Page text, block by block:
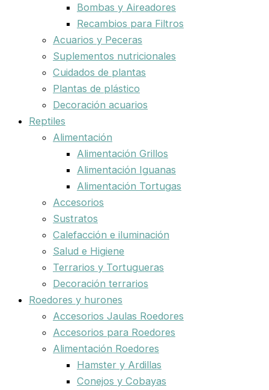
Bombas y Aireadores
Recambios para Filtros
Acuarios y Peceras
Suplementos nutricionales
Cuidados de plantas
Plantas de plástico
Decoración acuarios
Reptiles
Alimentación
Alimentación Grillos
Alimentación Iguanas
Alimentación Tortugas
Accesorios
Sustratos
Calefacción e iluminación
Salud e Higiene
Terrarios y Tortugueras
Decoración terrarios
Roedores y hurones
Accesorios Jaulas Roedores
Accesorios para Roedores
Alimentación Roedores
Hamster y Ardillas
Conejos y Cobayas